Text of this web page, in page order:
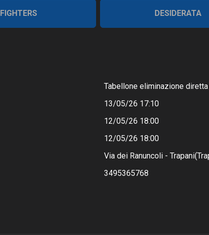
FIGHTERS DESIDERATA
Tabellone eliminazione diretta
13/05/26 17:10
12/05/26 18:00
12/05/26 18:00
Via dei Ranuncoli -
3495365768